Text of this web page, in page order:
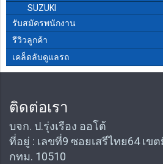
SUZUKI
รับสมัครพนักงาน
รีวิวลูกค้า
เคล็ดลับดูแลรถ
ติดต่อเรา
บจก. ป.รุ่งเรือง ออโต้
ที่อยู่ : เลขที่9 ซอยเสรีไทย64 เข
กทม. 10510